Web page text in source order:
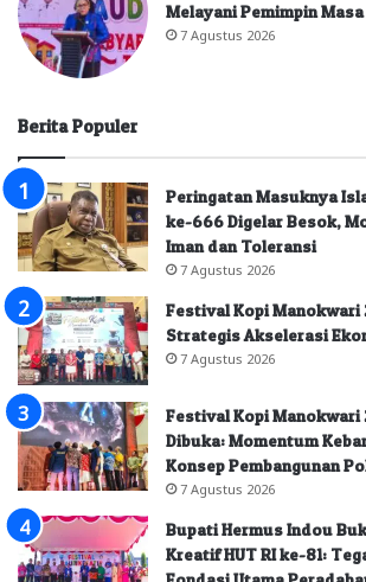
Melayani Pemimpin Masa
7 Agustus 2026
Berita Populer
Peringatan Masuknya
ke-666 Digelar Besok,
Iman dan Toleransi
7 Agustus 2026
Festival Kopi Manokwari
Strategis Akselerasi
7 Agustus 2026
Festival Kopi Manokwari
Dibuka: Momentum
Konsep Pembangunan
7 Agustus 2026
Bupati Hermus Indou
Kreatif HUT RI ke-81: